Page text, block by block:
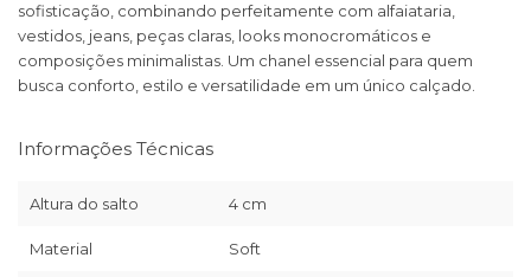
sofisticação, combinando perfeitamente com alfaiataria,
vestidos, jeans, peças claras, looks monocromáticos e
composições minimalistas. Um chanel essencial para quem
busca conforto, estilo e versatilidade em um único calçado.
Informações Técnicas
Altura do salto 4 cm
Material Soft